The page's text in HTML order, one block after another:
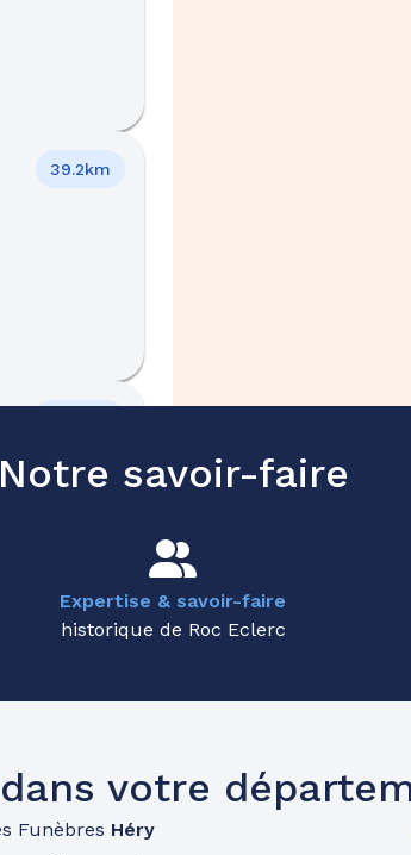
39.2km
Notre savoir-faire
Expertise & savoir-faire
historique de Roc Eclerc
votre
Funèbres Héry